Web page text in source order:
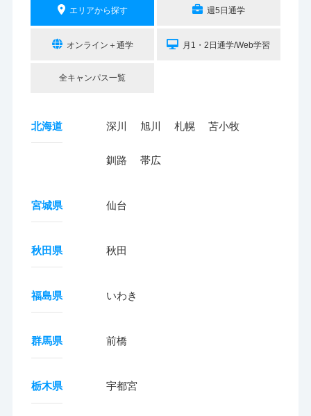
エリアから探す 週5日通学
オンライン＋通学 月1・2日通学/Web学習
全キャンパス一覧
北海道 深川 旭川 札幌 苫小牧
釧路 帯広
宮城県 仙台
秋田県 秋田
福島県 いわき
群馬県 前橋
栃木県 宇都宮